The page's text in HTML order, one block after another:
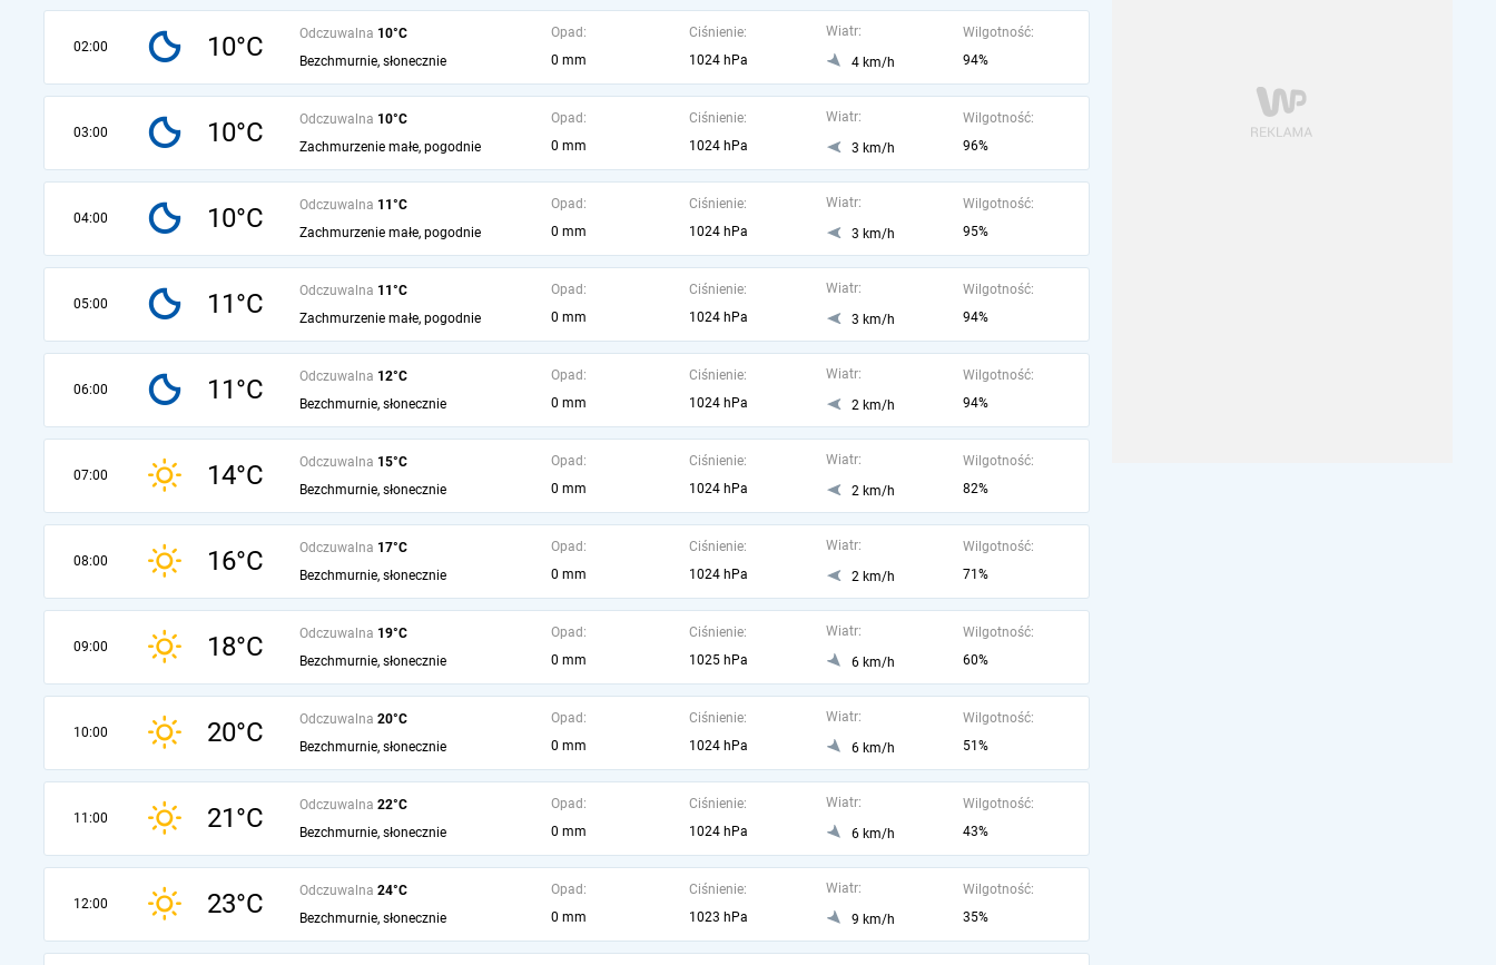
02:00 10°C Odczuwalna 10°C
Bezchmurnie, słonecznie
Opad:
0 mm
Ciśnienie:
1024 hPa
Wiatr:
4 km/h
Wilgotność:
94%
03:00 10°C Odczuwalna 10°C
Zachmurzenie małe, pogodnie
Opad:
0 mm
Ciśnienie:
1024 hPa
Wiatr:
3 km/h
Wilgotność:
96%
04:00 10°C Odczuwalna 11°C
Zachmurzenie małe, pogodnie
Opad:
0 mm
Ciśnienie:
1024 hPa
Wiatr:
3 km/h
Wilgotność:
95%
05:00 11°C Odczuwalna 11°C
Zachmurzenie małe, pogodnie
Opad:
0 mm
Ciśnienie:
1024 hPa
Wiatr:
3 km/h
Wilgotność:
94%
06:00 11°C Odczuwalna 12°C
Bezchmurnie, słonecznie
Opad:
0 mm
Ciśnienie:
1024 hPa
Wiatr:
2 km/h
Wilgotność:
94%
07:00 14°C Odczuwalna 15°C
Bezchmurnie, słonecznie
Opad:
0 mm
Ciśnienie:
1024 hPa
Wiatr:
2 km/h
Wilgotność:
82%
08:00 16°C Odczuwalna 17°C
Bezchmurnie, słonecznie
Opad:
0 mm
Ciśnienie:
1024 hPa
Wiatr:
2 km/h
Wilgotność:
71%
09:00 18°C Odczuwalna 19°C
Bezchmurnie, słonecznie
Opad:
0 mm
Ciśnienie:
1025 hPa
Wiatr:
6 km/h
Wilgotność:
60%
10:00 20°C Odczuwalna 20°C
Bezchmurnie, słonecznie
Opad:
0 mm
Ciśnienie:
1024 hPa
Wiatr:
6 km/h
Wilgotność:
51%
11:00 21°C Odczuwalna 22°C
Bezchmurnie, słonecznie
Opad:
0 mm
Ciśnienie:
1024 hPa
Wiatr:
6 km/h
Wilgotność:
43%
12:00 23°C Odczuwalna 24°C
Bezchmurnie, słonecznie
Opad:
0 mm
Ciśnienie:
1023 hPa
Wiatr:
9 km/h
Wilgotność:
35%